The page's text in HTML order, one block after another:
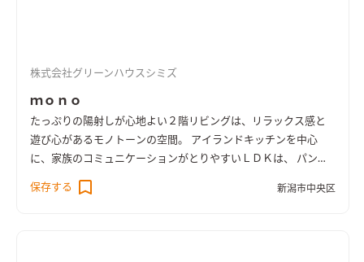
株式会社グリーンハウスシミズ
ｍｏｎｏ
たっぷりの陽射しが心地よい２階リビングは、リラックス感と
遊び心があるモノトーンの空間。 アイランドキッチンを中心
に、家族のコミュニケーションがとりやすいＬＤＫは、 パント
リー・浴室・洗面室・ランドリーへも回遊でき、スムーズな家事
動線と生活動線を実現している。
保存する 新潟市中央区